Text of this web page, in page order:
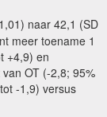
naar 42,1 (SD
meer toename 1
+4,9) en
OT (-2,8; 95%
-1,9) versus